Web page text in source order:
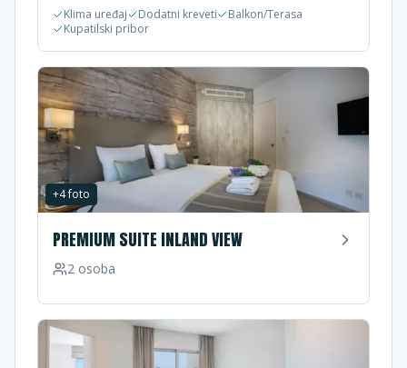
Klima uređaj Dodatni kreveti
Balkon/Terasa
Kupatilski pribor
+4foto
PREMIUM SUITE INLAND VIEW
2 osoba